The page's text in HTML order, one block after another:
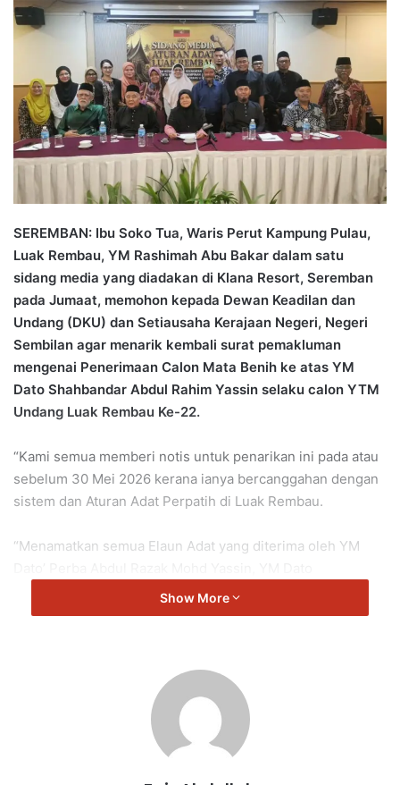
d
e
m
i
SEREMBAN: Ibu Soko Tua, Waris Perut Kampung Pulau,
Luak Rembau, YM Rashimah Abu Bakar dalam satu
sidang media yang diadakan di Klana Resort, Seremban
pada Jumaat, memohon kepada Dewan Keadilan dan
Undang (DKU) dan Setiausaha Kerajaan Negeri, Negeri
Sembilan agar menarik kembali surat pemakluman
mengenai Penerimaan Calon Mata Benih ke atas YM
Dato Shahbandar Abdul Rahim Yassin selaku calon YTM
Undang Luak Rembau Ke-22.
“Kami semua memberi notis untuk penarikan ini pada atau
sebelum 30 Mei 2026 kerana ianya bercanggahan dengan
sistem dan Aturan Adat Perpatih di Luak Rembau.
“Menamatkan semua Elaun Adat yang diterima oleh YM
Shahbandar Abdul Rahim Yassin, YM Dato Merbangsa
Norazmi dan semua Lembaga Luak yang menerima elaun
“Perlu Menutup Balai dan Pejabat Undang dan
berkuatkuasa pada 8 Mei 2026 kerana kedudukan Jawatan
Penyandang Pusaka Undang Luak Ke-22 ini masih belum
rasmi sepenuhnya dan perkara ini juga telah membuatkan
Show More